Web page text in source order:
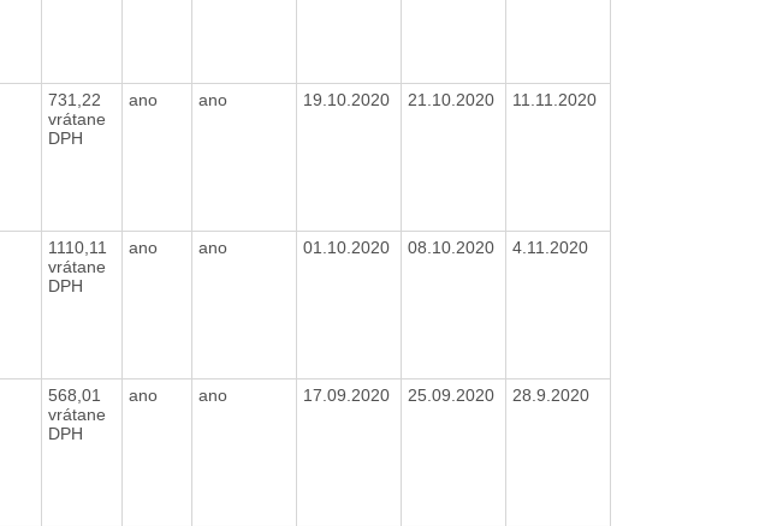
731,22
vrátane
DPH
ano ano 19.10.2020 21.10.2020 11.11.2020
1110,11
vrátane
DPH
ano ano 01.10.2020 08.10.2020 4.11.2020
568,01
vrátane
DPH
ano ano 17.09.2020 25.09.2020 28.9.2020